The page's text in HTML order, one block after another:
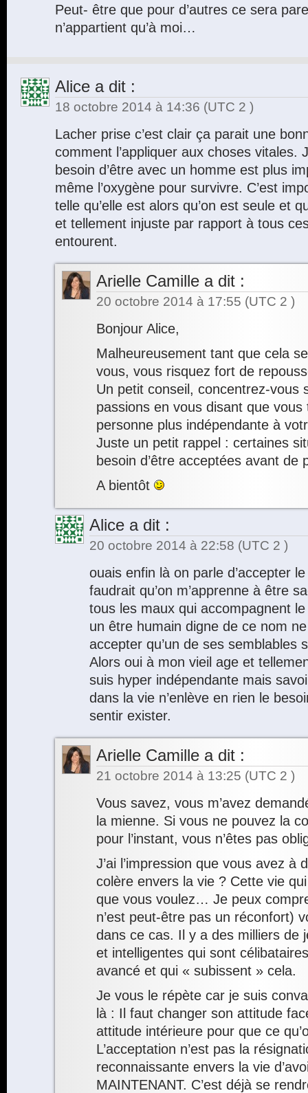
Peut- être que pour d’autres ce sera
n’appartient qu’à moi…
Alice a dit :
18 octobre 2014 à 14:36 (UTC 2 )
Lacher prise c’est clair ça parait une
comment l’appliquer aux choses vitales.
besoin d’être avec un homme est plus
même l’oxygène pour survivre. C’est
telle qu’elle est alors qu’on est seule et
et tellement injuste par rapport à tous
entourent.
Arielle Camille a dit :
20 octobre 2014 à 17:55 (UTC 2 )
Bonjour Alice,
Malheureusement tant que cela
vous, vous risquez fort de
Un petit conseil, concentrez-vous
passions en vous disant que
personne plus indépendante à
Juste un petit rappel : certaines
besoin d’être acceptées avant de
A bientôt
Alice a dit :
20 octobre 2014 à 22:58 (UTC 2 )
ouais enfin là on parle d’accepter
faudrait qu’on m’apprenne à être
tous les maux qui accompagnent
un être humain digne de ce nom
accepter qu’un de ses semblables
Alors oui à mon vieil age et
suis hyper indépendante mais
dans la vie n’enlève en rien le
sentir exister.
Arielle Camille a dit :
21 octobre 2014 à 13:25 (UTC 2 )
Vous savez, vous m’avez
la mienne. Si vous ne pouvez la
pour l’instant, vous n’êtes pas
J’ai l’impression que vous avez à
colère envers la vie ? Cette vie
que vous voulez… Je peux
n’est peut-être pas un réconfort)
dans ce cas. Il y a des milliers de
et intelligentes qui sont
avancé et qui « subissent » cela.
Je vous le répète car je suis
là : Il faut changer son attitude
attitude intérieure pour que ce
L’acceptation n’est pas la
reconnaissante envers la vie
MAINTENANT. C’est déjà se